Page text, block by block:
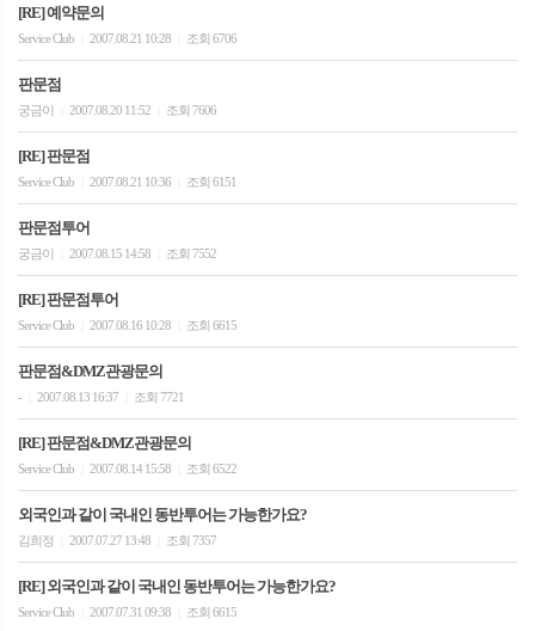
[RE] 예약문의
Service Club 2007.08.21 10:28 조회 6706
판문점
궁금이 2007.08.20 11:52 조회 7606
[RE] 판문점
Service Club 2007.08.21 10:36 조회 6151
판문점투어
궁금이 2007.08.15 14:58 조회 7552
[RE] 판문점투어
Service Club 2007.08.16 10:28 조회 6615
판문점&DMZ관광문의
- 2007.08.13 16:37 조회 7721
[RE] 판문점&DMZ관광문의
Service Club 2007.08.14 15:58 조회 6522
외국인과 같이 국내인 동반투어는 가능한가요?
김희정 2007.07.27 13:48 조회 7357
[RE] 외국인과 같이 국내인 동반투어는 가능한가요?
Service Club 2007.07.31 09:38 조회 6615